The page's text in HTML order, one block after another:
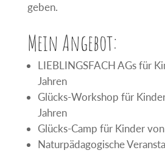
geben.
Mein Angebot:
LIEBLINGSFACH AGs für
Jahren
Glücks-Workshop für
Jahren
Glücks-Camp für Kinder
Naturpädagogische